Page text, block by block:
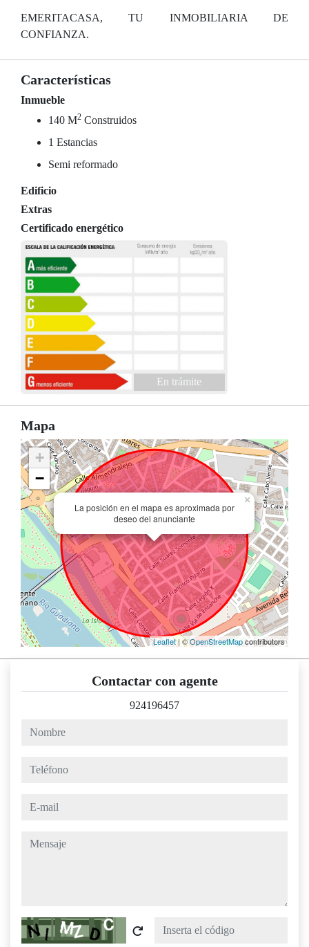
EMERITACASA, TU INMOBILIARIA DE
CONFIANZA.
Características
Inmueble
140 M2 Construidos
1 Estancias
Semi reformado
Edificio
Extras
Certificado energético
En trámite
Mapa
La posición en el mapa es aproximada por
deseo del anunciante
×
+
−
Leaflet| ©OpenStreetMapcontributors
Contactar con agente
924196457
nombre
teléfono
e-mail
mensaje
Captcha